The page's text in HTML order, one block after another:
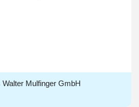
Walter Mulfinger GmbH